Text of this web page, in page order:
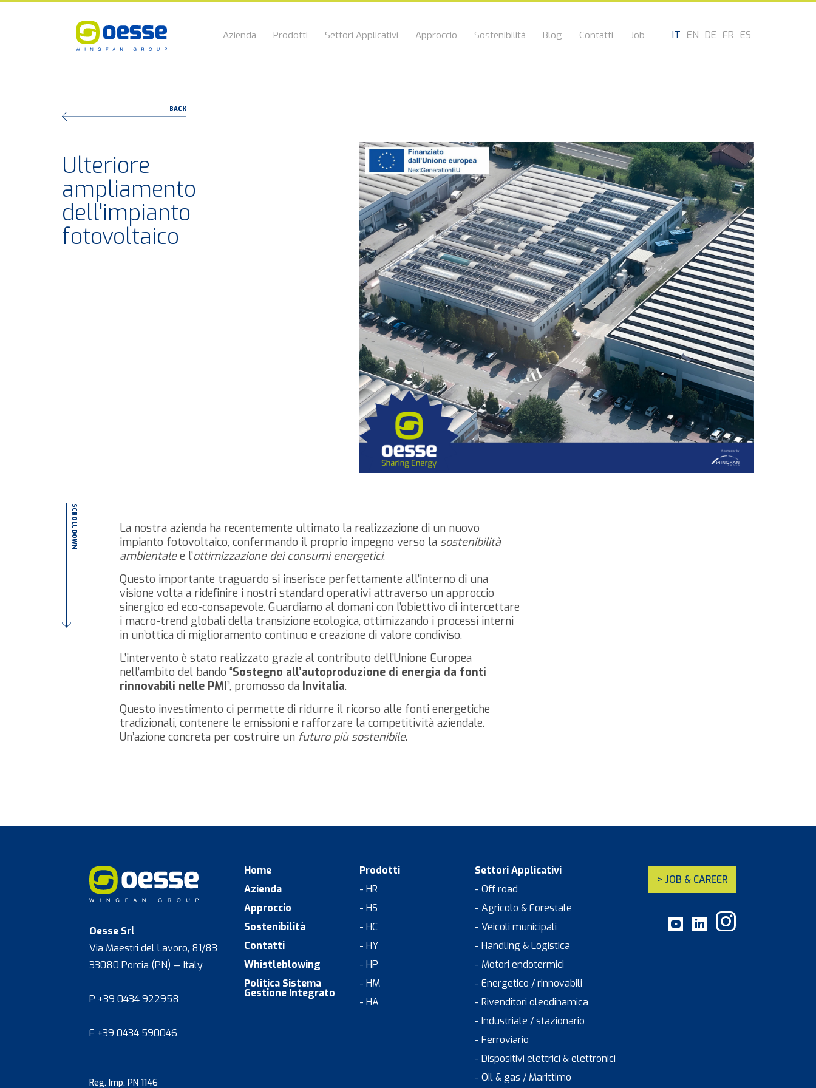
Azienda Prodotti Settori Applicativi Approccio Sostenibilità Blog Contatti Job IT EN DE FR ES
BACK
Ulteriore
ampliamento
dell'impianto
fotovoltaico
SCROLL DOWN
La nostra azienda ha recentemente ultimato la realizzazione di un nuovo
impianto fotovoltaico, confermando il proprio impegno verso la sostenibilità
ambientalee l’ottimizzazione dei consumi energetici.
Questo importante traguardo si inserisce perfettamente all’interno di una
visione volta a ridefinire i nostri standard operativi attraverso un approccio
sinergico ed eco-consapevole. Guardiamo al domani con l’obiettivo di intercettare
i macro-trend globali della transizione ecologica, ottimizzando i processi interni
in un’ottica di miglioramento continuo e creazione di valore condiviso.
L’intervento è stato realizzato grazie al contributo dell’Unione Europea
nell’ambito del bando “Sostegno all’autoproduzione di energia da fonti
rinnovabili nelle PMI”, promosso da Invitalia.
Questo investimento ci permette di ridurre il ricorso alle fonti energetiche
tradizionali, contenere le emissioni e rafforzare la competitività aziendale.
Un’azione concreta per costruire un futuro più sostenibile.
Oesse Srl
Via Maestri del Lavoro, 81/83
33080 Porcia (PN) — Italy
P +39 0434 922958
F +39 0434 590046
Reg. Imp. PN 1146
Home
Azienda
Approccio
Sostenibilità
Contatti
Whistleblowing
Politica Sistema
Gestione Integrato
Prodotti
- HR
- HS
- HC
- HY
- HP
- HM
- HA
Settori Applicativi
- Off road
- Agricolo & Forestale
- Veicoli municipali
- Handling & Logistica
- Motori endotermici
- Energetico / rinnovabili
- Rivenditori oleodinamica
- Industriale / stazionario
- Ferroviario
- Dispositivi elettrici & elettronici
- Oil & gas / Marittimo
> JOB & CAREER